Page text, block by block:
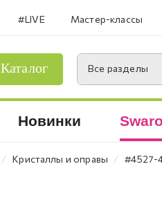
#LIVE Мастер-классы
Каталог Все разделы
Новинки
⁄ Кристаллы и оправы ⁄ #4527-